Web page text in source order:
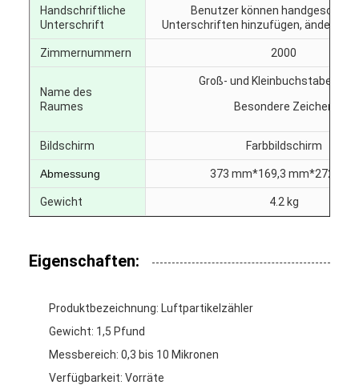
Handschriftliche
Unterschrift
Benutzer können
Unterschriften hinzufügen, ändern
Zimmernummern 2000
Name des
Raumes
Groß- und Kleinbuchstaben,
Besondere Zeichen
Bildschirm Farbbildschirm
Abmessung 373 mm*169,3 mm*272 mm
Gewicht 4.2 kg
Eigenschaften:
Produktbezeichnung: Luftpartikelzähler
Gewicht: 1,5 Pfund
Messbereich: 0,3 bis 10 Mikronen
Verfügbarkeit: Vorräte